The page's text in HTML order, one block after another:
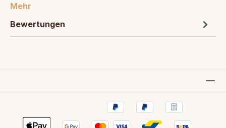
Mehr
Bewertungen